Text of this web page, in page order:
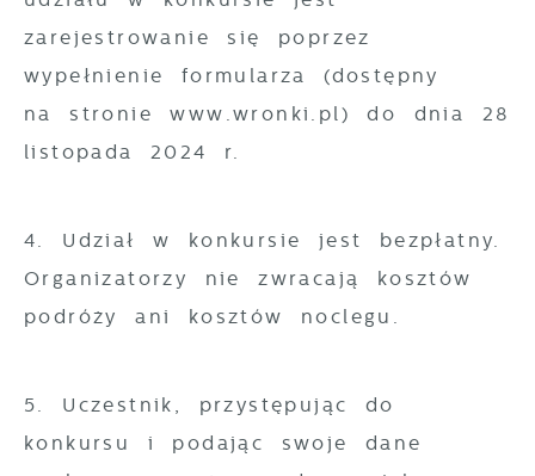
zarejestrowanie się poprzez
wypełnienie formularza (dostępny
na stronie www.wronki.pl) do dnia 28
listopada 2024 r.
4. Udział w konkursie jest bezpłatny.
Organizatorzy nie zwracają kosztów
podróży ani kosztów noclegu.
5. Uczestnik, przystępując do
konkursu i podając swoje dane